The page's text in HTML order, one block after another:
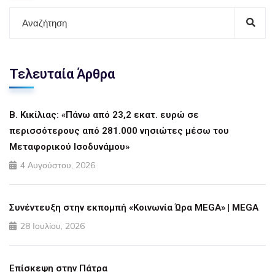
Τελευταία Άρθρα
Β. Κικίλιας: «Πάνω από 23,2 εκατ. ευρώ σε
περισσότερους από 281.000 νησιώτες μέσω του
Μεταφορικού Ισοδυνάμου»
4 Αυγούστου, 2026
Συνέντευξη στην εκπομπή «Κοινωνία Ώρα MEGA» | MEGA
28 Ιουλίου, 2026
Επίσκεψη στην Πάτρα